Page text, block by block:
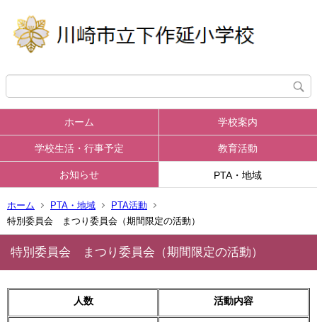
ホーム 学校案内
学校生活・行事予定 教育活動
お知らせ PTA・地域
ホーム PTA・地域
PTA活動
特別委員会 まつり委員会（期間限定の活動）
特別委員会 まつり委員会（期間限定の活動）
人数 活動内容